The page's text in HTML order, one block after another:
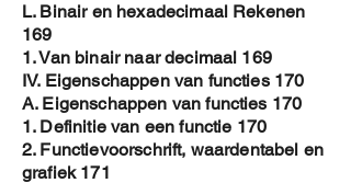
L. Binair en hexadecimaal Rekenen
169
1. Van binair naar decimaal 169
IV. Eigenschappen van functies 170
A. Eigenschappen van functies 170
1. Definitie van een functie 170
2. Functievoorschrift, waardentabel en
grafiek 171